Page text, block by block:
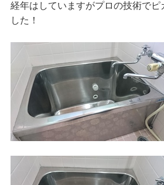
経年はしていますがプロの技術でピ
した！